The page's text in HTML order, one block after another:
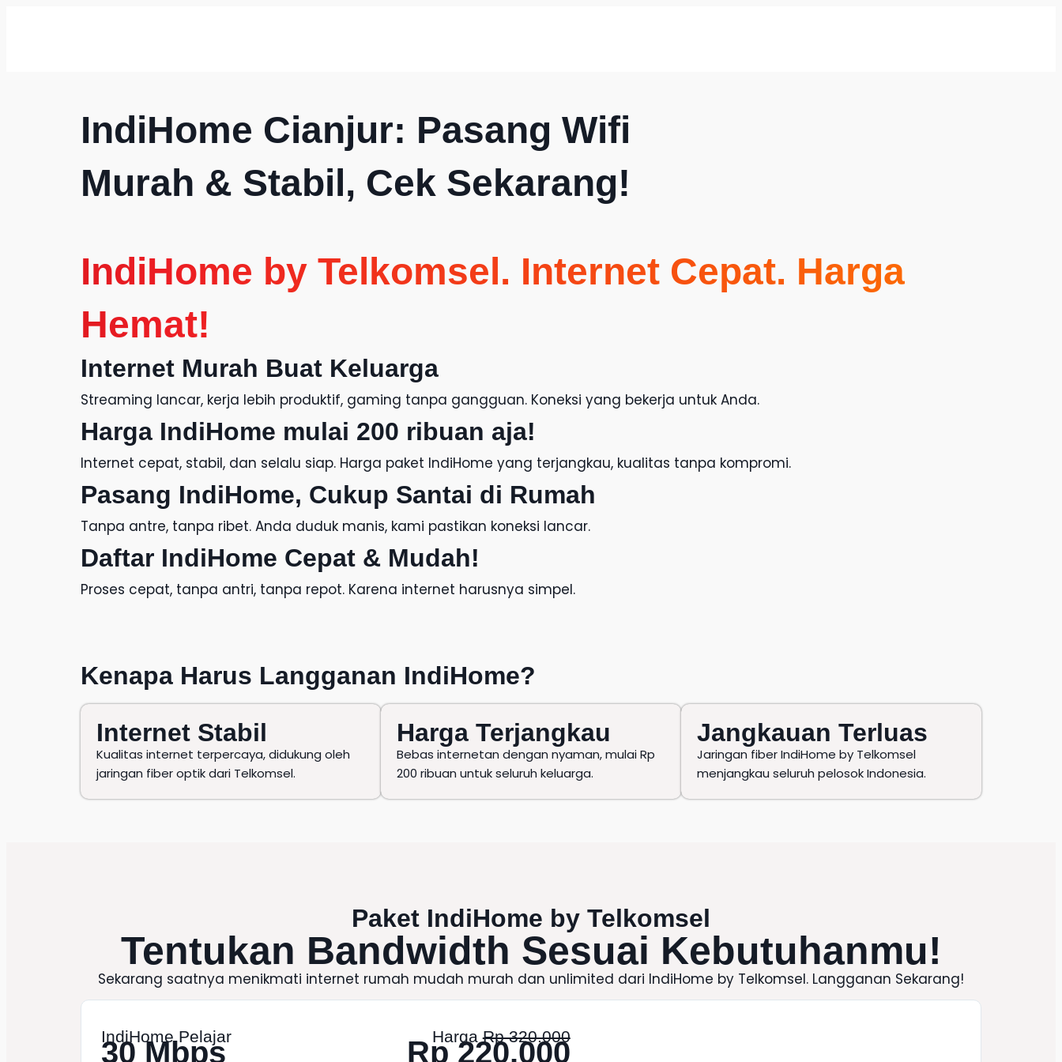
IndiHome Cianjur: Pasang Wifi
Murah & Stabil, Cek Sekarang!
IndiHome by Telkomsel. Internet Cepat. Harga
Hemat!
Internet Murah Buat Keluarga
Streaming lancar, kerja lebih produktif, gaming tanpa gangguan. Koneksi yang bekerja untuk Anda.
Harga IndiHome mulai 200 ribuan aja!
Internet cepat, stabil, dan selalu siap. Harga paket IndiHome yang terjangkau, kualitas tanpa kompromi.
Pasang IndiHome, Cukup Santai di Rumah
Tanpa antre, tanpa ribet. Anda duduk manis, kami pastikan koneksi lancar.
Daftar IndiHome Cepat & Mudah!
Proses cepat, tanpa antri, tanpa repot. Karena internet harusnya simpel.
Kenapa Harus Langganan IndiHome?
Internet Stabil
Kualitas internet terpercaya, didukung oleh
jaringan fiber optik dari Telkomsel.
Harga Terjangkau
Bebas internetan dengan nyaman, mulai Rp
200 ribuan untuk seluruh keluarga.
Jangkauan Terluas
Jaringan fiber IndiHome by Telkomsel
menjangkau seluruh pelosok Indonesia.
Paket IndiHome by Telkomsel
Tentukan Bandwidth Sesuai Kebutuhanmu!
Sekarang saatnya menikmati internet rumah mudah murah dan unlimited dari IndiHome by Telkomsel. Langganan Sekarang!
IndiHome Pelajar
30 Mbps HargaRp 320.000
Rp 220.000